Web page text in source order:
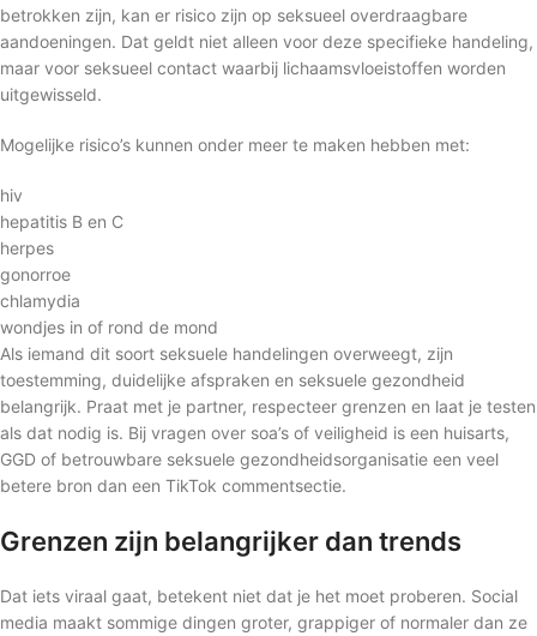
betrokken zijn, kan er risico zijn op seksueel overdraagbare
aandoeningen. Dat geldt niet alleen voor deze specifieke handeling,
maar voor seksueel contact waarbij lichaamsvloeistoffen worden
uitgewisseld.
Mogelijke risico’s kunnen onder meer te maken hebben met:
hiv
hepatitis B en C
herpes
gonorroe
chlamydia
wondjes in of rond de mond
Als iemand dit soort seksuele handelingen overweegt, zijn
toestemming, duidelijke afspraken en seksuele gezondheid
belangrijk. Praat met je partner, respecteer grenzen en laat je testen
als dat nodig is. Bij vragen over soa’s of veiligheid is een huisarts,
GGD of betrouwbare seksuele gezondheidsorganisatie een veel
betere bron dan een TikTok commentsectie.
Grenzen zijn belangrijker dan trends
Dat iets viraal gaat, betekent niet dat je het moet proberen. Social
media maakt sommige dingen groter, grappiger of normaler dan ze